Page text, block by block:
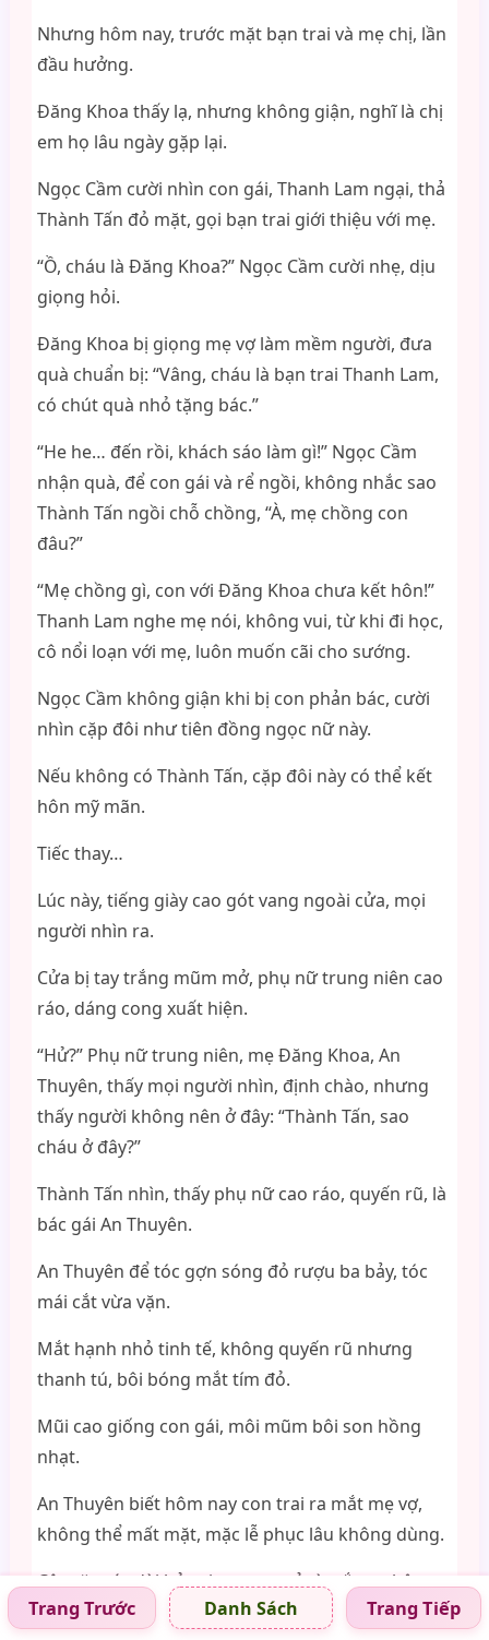
Nhưng hôm nay, trước mặt bạn trai và mẹ chị, lần
đầu hưởng.
Đăng Khoa thấy lạ, nhưng không giận, nghĩ là chị
em họ lâu ngày gặp lại.
Ngọc Cầm cười nhìn con gái, Thanh Lam ngại, thả
Thành Tấn đỏ mặt, gọi bạn trai giới thiệu với mẹ.
“Ồ, cháu là Đăng Khoa?” Ngọc Cầm cười nhẹ, dịu
giọng hỏi.
Đăng Khoa bị giọng mẹ vợ làm mềm người, đưa
quà chuẩn bị: “Vâng, cháu là bạn trai Thanh Lam,
có chút quà nhỏ tặng bác.”
“He he… đến rồi, khách sáo làm gì!” Ngọc Cầm
nhận quà, để con gái và rể ngồi, không nhắc sao
Thành Tấn ngồi chỗ chồng, “À, mẹ chồng con
đâu?”
“Mẹ chồng gì, con với Đăng Khoa chưa kết hôn!”
Thanh Lam nghe mẹ nói, không vui, từ khi đi học,
cô nổi loạn với mẹ, luôn muốn cãi cho sướng.
Ngọc Cầm không giận khi bị con phản bác, cười
nhìn cặp đôi như tiên đồng ngọc nữ này.
Nếu không có Thành Tấn, cặp đôi này có thể kết
hôn mỹ mãn.
Tiếc thay…
Lúc này, tiếng giày cao gót vang ngoài cửa, mọi
người nhìn ra.
Cửa bị tay trắng mũm mở, phụ nữ trung niên cao
ráo, dáng cong xuất hiện.
“Hử?” Phụ nữ trung niên, mẹ Đăng Khoa, An
Thuyên, thấy mọi người nhìn, định chào, nhưng
thấy người không nên ở đây: “Thành Tấn, sao
cháu ở đây?”
Thành Tấn nhìn, thấy phụ nữ cao ráo, quyến rũ, là
bác gái An Thuyên.
An Thuyên để tóc gợn sóng đỏ rượu ba bảy, tóc
mái cắt vừa vặn.
Mắt hạnh nhỏ tinh tế, không quyến rũ nhưng
thanh tú, bôi bóng mắt tím đỏ.
Mũi cao giống con gái, môi mũm bôi son hồng
nhạt.
An Thuyên biết hôm nay con trai ra mắt mẹ vợ,
không thể mất mặt, mặc lễ phục lâu không dùng.
Cô mặc váy dài hở vai cạp cao xẻ tà trắng, chân
quấn tất thịt ren mỏng, mang giày cao gót lông
Trang Trước Danh Sách Trang Tiếp